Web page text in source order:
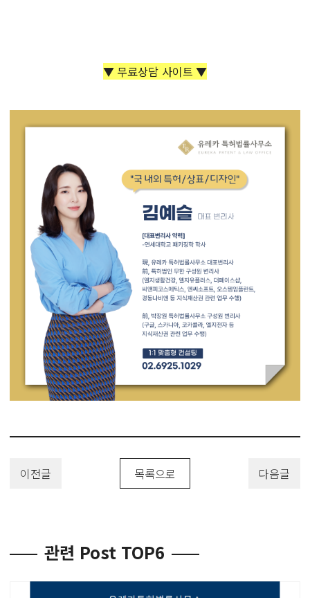
▼ 무료상담 사이트 ▼
이전글 목록으로 다음글
관련 Post TOP6